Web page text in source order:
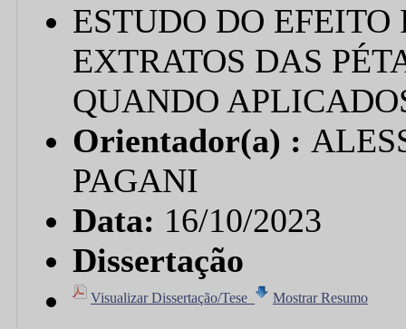
ESTUDO DO
EXTRATOS DAS
QUANDO
Orientador(a) :
PAGANI
Data: 16/10/2023
Dissertação
Visualizar Dissertação/Tese Mostrar Resumo